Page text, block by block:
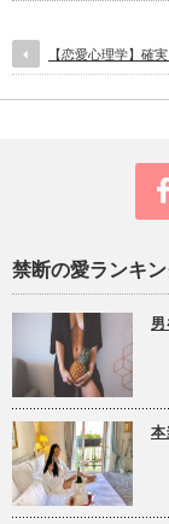
【恋愛心理学】確
禁断の愛ランキ
男
本